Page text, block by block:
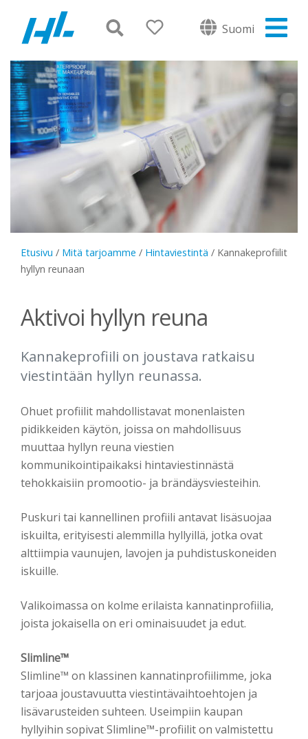
Suomi
Etusivu / Mitä tarjoamme / Hintaviestintä / Kannakeprofiilit
hyllyn reunaan
Aktivoi hyllyn reuna
Kannakeprofiili on joustava ratkaisu
viestintään hyllyn reunassa.
Ohuet profiilit mahdollistavat monenlaisten
pidikkeiden käytön, joissa on mahdollisuus
muuttaa hyllyn reuna viestien
kommunikointipaikaksi hintaviestinnästä
tehokkaisiin promootio- ja brändäysviesteihin.
Puskuri tai kannellinen profiili antavat lisäsuojaa
iskuilta, erityisesti alemmilla hyllyillä, jotka ovat
alttiimpia vaunujen, lavojen ja puhdistuskoneiden
iskuille.
Valikoimassa on kolme erilaista kannatinprofiilia,
joista jokaisella on eri ominaisuudet ja edut.
Slimline™
Slimline™ on klassinen kannatinprofiilimme, joka
tarjoaa joustavuutta viestintävaihtoehtojen ja
lisävarusteiden suhteen. Useimpiin kaupan
hyllyihin sopivat Slimline™-profiilit on valmistettu